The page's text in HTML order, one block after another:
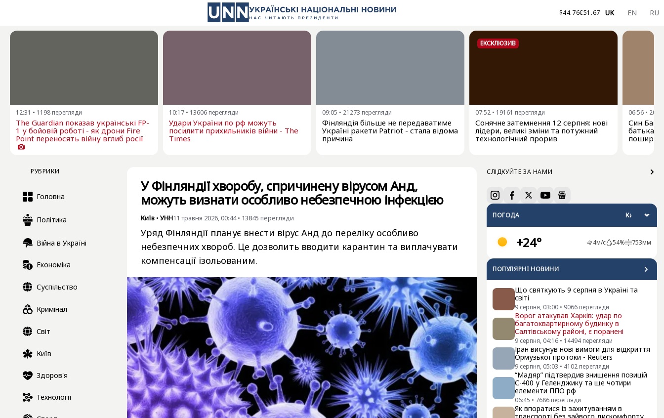
$44.76€51.67 UK EN RU
12:31 • 1198 перегляди
The Guardian показав українські FP-
1 у бойовій роботі - як дрони Fire
Point переносять війну вглиб росії
10:17 • 13606 перегляди
Удари України по рф можуть
посилити прихильників війни - The
Times
09:05 • 21273 перегляди
Фінляндія більше не передаватиме
Україні ракети Patriot - стала відома
причина
ЕКСКЛЮЗИВ
07:52 • 19161 перегляди
Сонячне затемнення 12 серпня: нові
лідери, великі зміни та потужний
технологічний прорив
06:56 •
Син
батька-
РУБРИКИ
Головна
Політика
Війна в Україні
Економіка
Суспільство
Кримінал
Світ
Київ
Здоров'я
Технології
СЛІДКУЙТЕ ЗА НАМИ
ПОГОДА
+24° 4м/с 54% 753мм
ПОПУЛЯРНI НОВИНИ
Що святкують 9 серпня в Україні та
світі
9 серпня, 03:00 • 9066 перегляди
Ворог атакував Харків: удар по
багатоквартирному будинку в
Салтівському районі, є поранені
9 серпня, 04:16 • 14494 перегляди
Іран висунув нові вимоги для відкриття
Ормузької протоки - Reuters
9 серпня, 05:03 • 4102 перегляди
“Мадяр” підтвердив знищення позицій
С-400 у Геленджику та ще чотири
елементи ППО рф
06:45 • 7686 перегляди
Як впоратися із захитуванням в
У Фінляндії хворобу, спричинену вірусом Анд,
можуть визнати особливо небезпечною інфекцією
Київ • УНН11 травня 2026, 00:44• 13845 перегляди
Уряд Фінляндії планує внести вірус Анд до переліку особливо
небезпечних хвороб. Це дозволить вводити карантин та виплачувати
компенсації ізольованим.